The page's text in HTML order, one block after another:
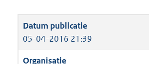
05-04-2016 21:39